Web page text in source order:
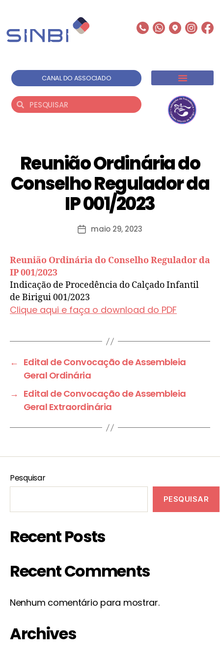
CANAL DO ASSOCIADO
Reunião Ordinária do
Conselho Regulador da
IP 001/2023
maio 29, 2023
Reunião Ordinária do Conselho Regulador da
IP 001/2023
Indicação de Procedência do Calçado Infantil
de Birigui 001/2023
Clique aqui e faça o download do PDF
← Edital de Convocação de Assembleia
Geral Ordinária
→ Edital de Convocação de Assembleia
Geral Extraordinária
Pesquisar
PESQUISAR
Recent Posts
Recent Comments
Nenhum comentário para mostrar.
Archives